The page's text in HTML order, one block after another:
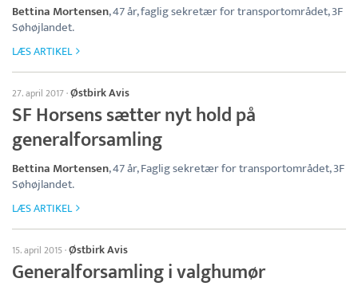
Bettina Mortensen, 47 år, faglig sekretær for transportområdet, 3F
Søhøjlandet.
LÆS ARTIKEL
27. april 2017·Østbirk Avis
SF Horsens sætter nyt hold på
generalforsamling
Bettina Mortensen, 47 år, Faglig sekretær for transportområdet, 3F
Søhøjlandet.
LÆS ARTIKEL
15. april 2015·Østbirk Avis
Generalforsamling i valghumør